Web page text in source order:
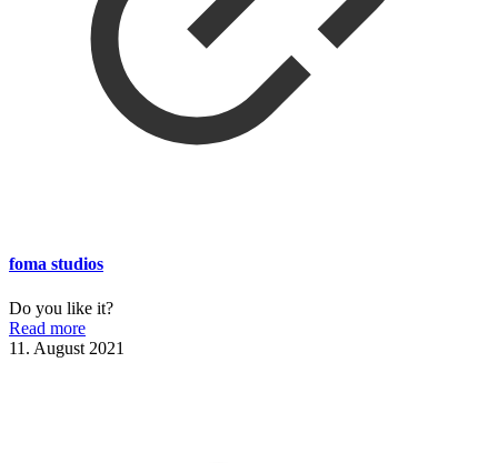
foma studios
Do you like it?
Read more
11. August 2021